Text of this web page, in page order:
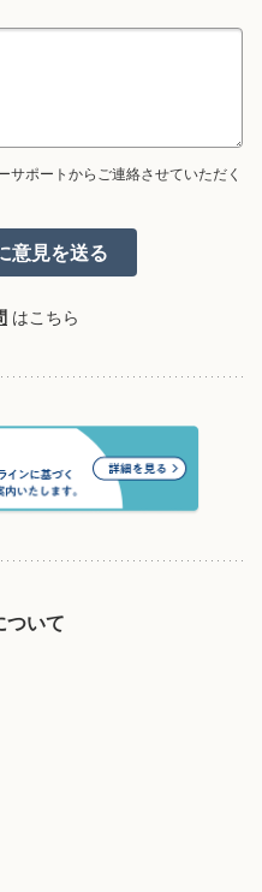
ポートからご連絡させていただく
はこちら
ついて